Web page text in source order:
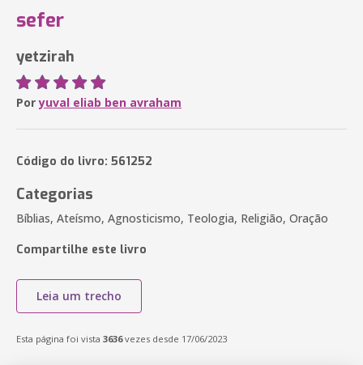
sefer
yetzirah
Poryuval eliab ben avraham
Código do livro: 561252
Categorias
Bíblias, Ateísmo, Agnosticismo, Teologia, Religião, Oração
Compartilhe este livro
Leia um trecho
Esta página foi vista 3636vezes desde 17/06/2023